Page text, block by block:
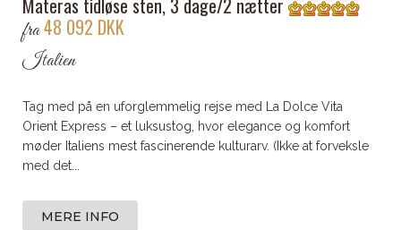
Materas tidløse sten, 3 dage/2 nætter
fra48 092 DKK
Italien
Tag med på en uforglemmelig rejse med La Dolce Vita
Orient Express – et luksustog, hvor elegance og komfort
møder Italiens mest fascinerende kulturarv. (Ikke at forveksle
med det...
MERE INFO